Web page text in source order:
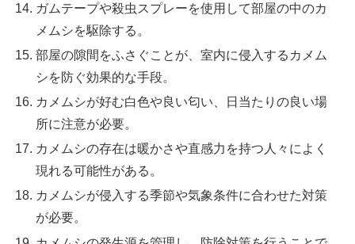
ガムテープや殺虫スプレーを使用して部屋の中のカ
メムシを駆除する。
部屋の隙間をふさぐことが、室内に侵入するカメム
シを防ぐ効果的な手段。
カメムシが好む白色や良い匂い、日当たりの良い場
所に注意が必要。
カメムシの存在は暖かさや直感力を持つ人々によく
現れる可能性がある。
カメムシが侵入する季節や気象条件に合わせた対策
が必要。